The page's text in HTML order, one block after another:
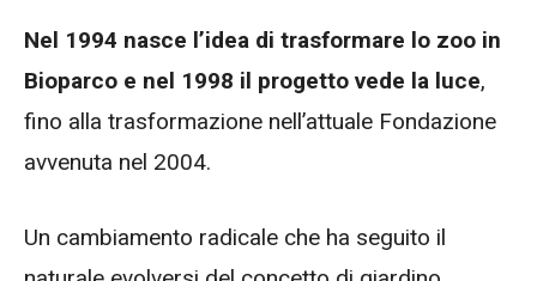
Nel 1994 nasce l’idea di trasformare lo zoo in
Bioparco e nel 1998 il progetto vede la luce,
fino alla trasformazione nell’attuale Fondazione
avvenuta nel 2004.
Un cambiamento radicale che ha seguito il